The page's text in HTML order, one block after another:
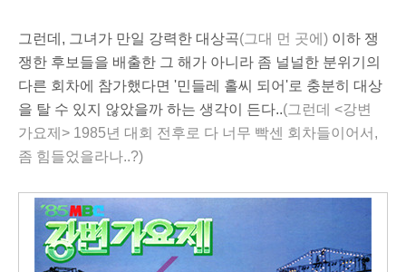
그런데, 그녀가 만일 강력한 대상곡(그대 먼 곳에) 이하 쟁
쟁한 후보들을 배출한 그 해가 아니라 좀 널널한 분위기의
다른 회차에 참가했다면 '민들레 홀씨 되어'로 충분히 대상
을 탈 수 있지 않았을까 하는 생각이 든다..(그런데 <강변
가요제> 1985년 대회 전후로 다 너무 빡센 회차들이어서,
좀 힘들었을라나..?)